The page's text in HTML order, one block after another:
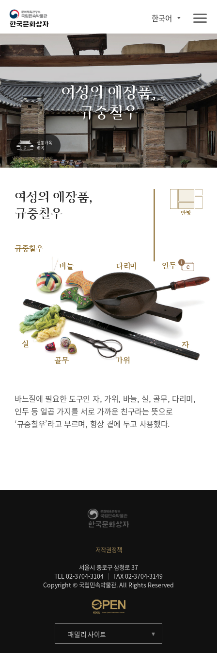
한국어
여성의 애장품,
규중칠우
여성의 애장품,
규중칠우
안방
규중칠우
바늘
다리미 인두
실
골무
가위
자
바느질에 필요한 도구인 자, 가위, 바늘, 실, 골무, 다리미,
인두 등 일곱 가지를 서로 가까운 친구라는 뜻으로
‘규중칠우’라고 부르며, 항상 곁에 두고 사용했다.
저작권정책
서울시 종로구 삼청로 37
TEL 02-3704-3104
FAX 02-3704-3149
Copyright © 국립민속박물관. All Rights Reserved
패밀리 사이트